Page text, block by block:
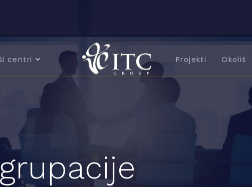
centri Projekti Okoliš